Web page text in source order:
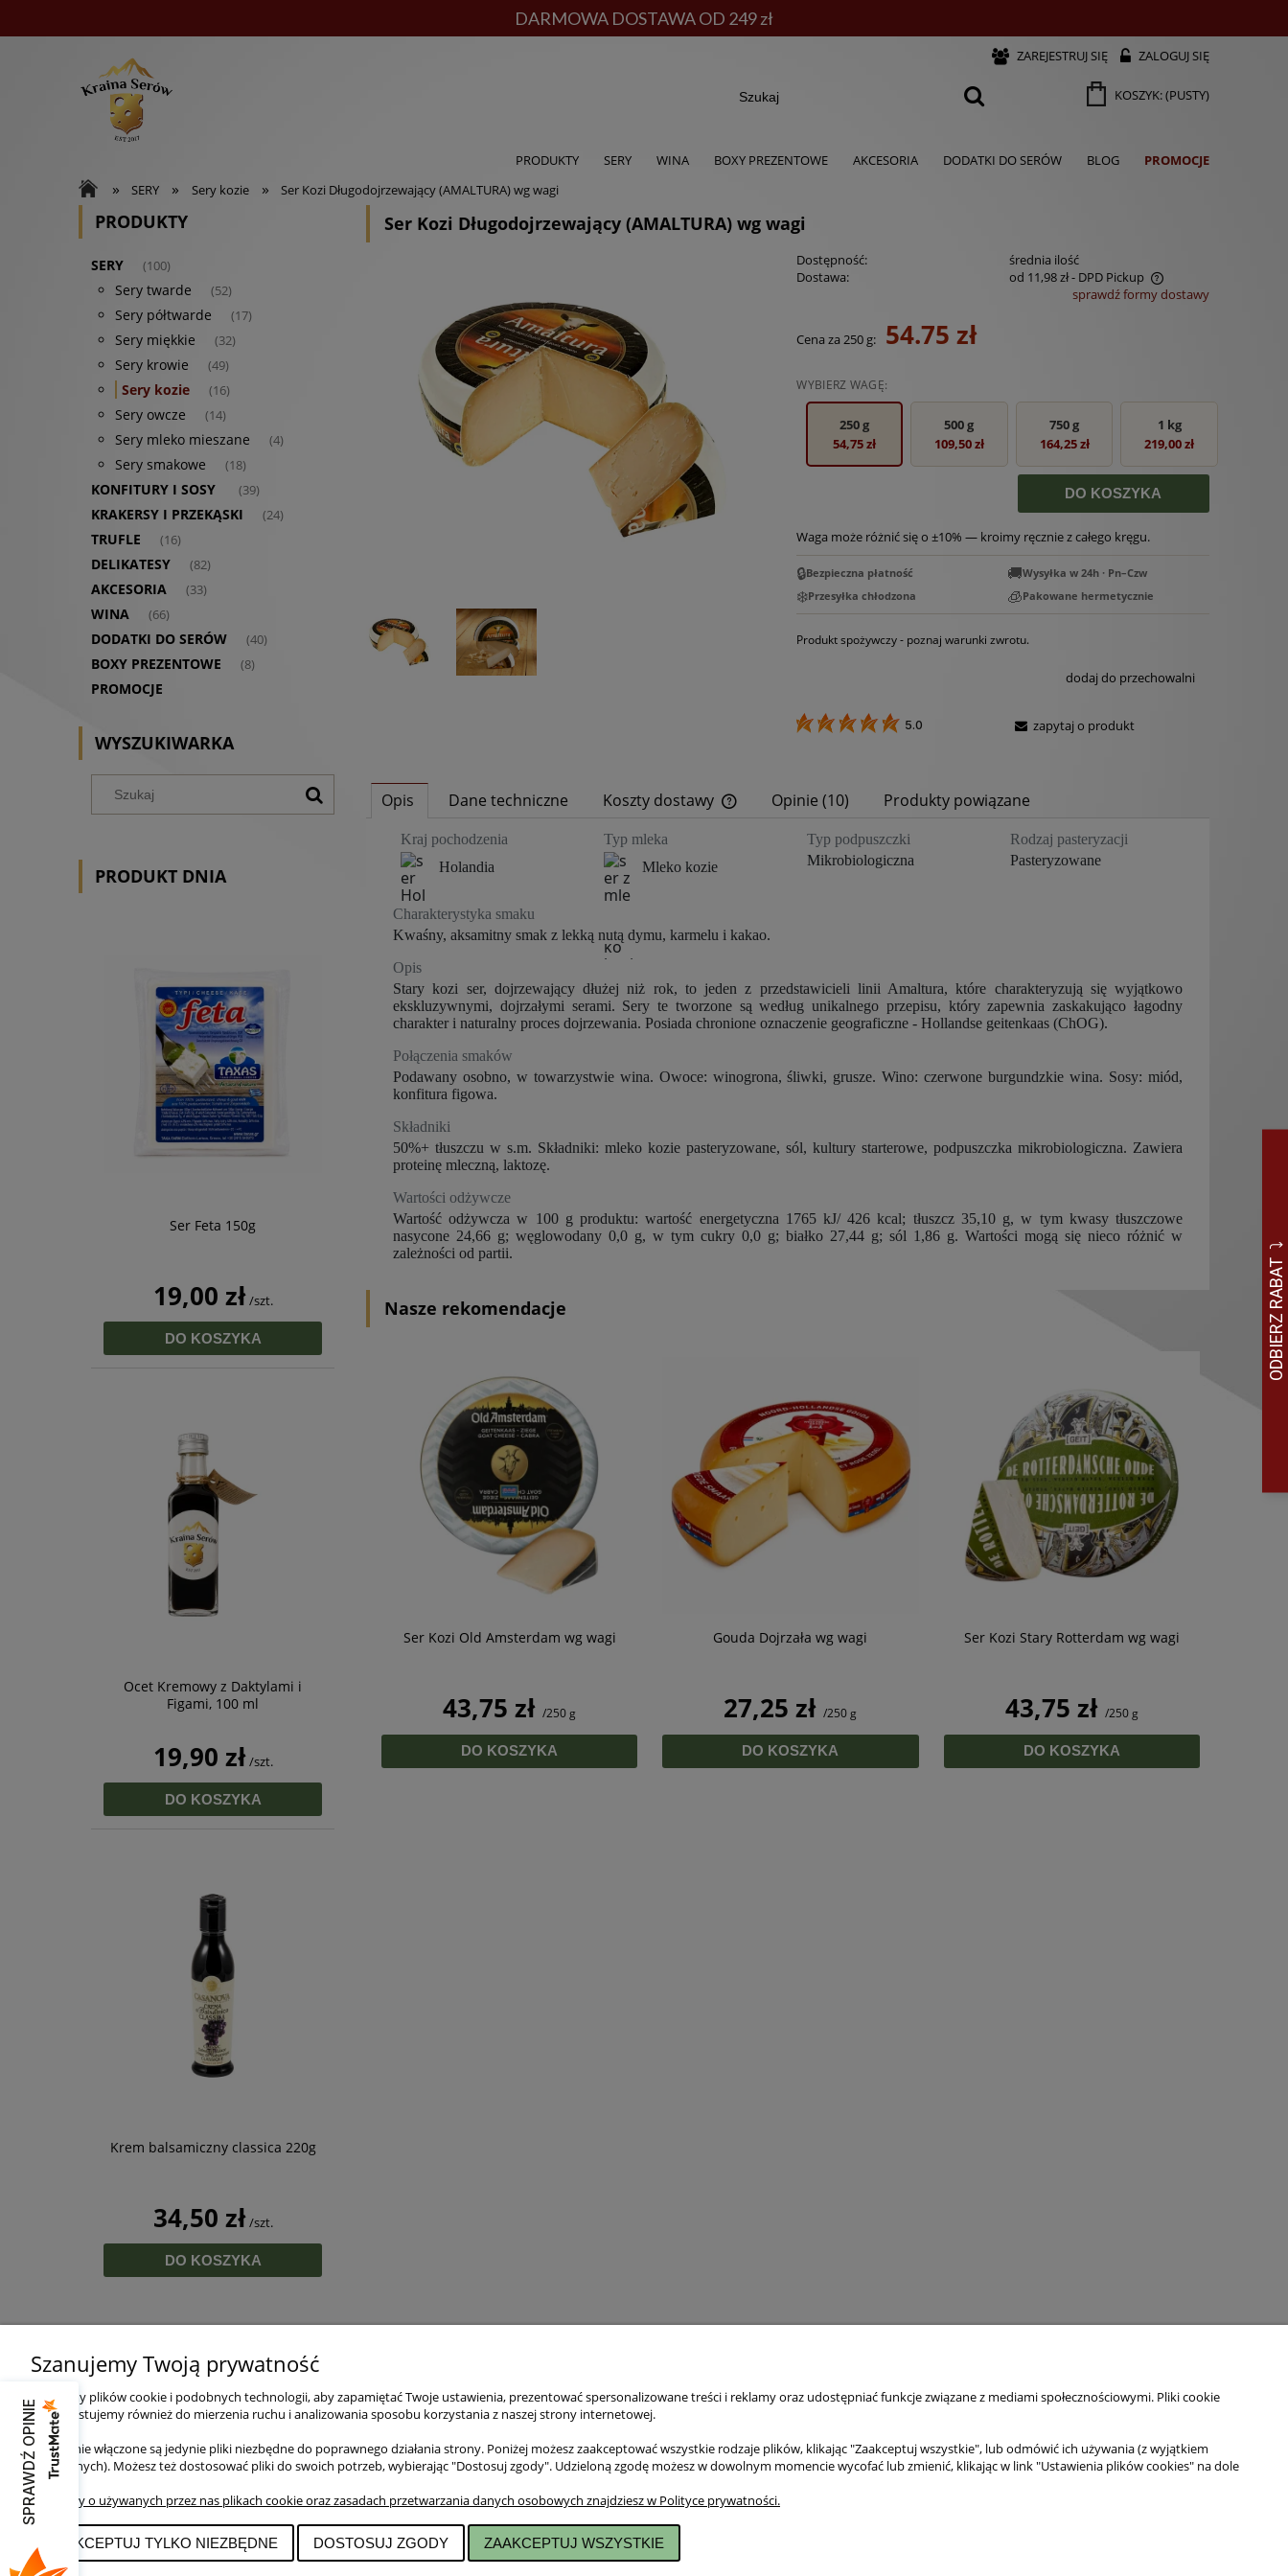
DARMOWA DOSTAWA OD 249 zł
ZAREJESTRUJ SIĘ ZALOGUJ SIĘ
KOSZYK:(PUSTY)
PRODUKTY SERY WINA BOXY PREZENTOWE AKCESORIA DODATKI DO SERÓW BLOG PROMOCJE
» SERY » Sery kozie » Ser Kozi Długodojrzewający (AMALTURA) wg wagi
PRODUKTY
SERY (100)
Sery twarde (52)
Sery półtwarde (17)
Sery miękkie (32)
Sery krowie (49)
Sery kozie (16)
Sery owcze (14)
Sery mleko mieszane (4)
Sery smakowe (18)
KONFITURY I SOSY (39)
KRAKERSY I PRZEKĄSKI (24)
TRUFLE (16)
DELIKATESY (82)
AKCESORIA (33)
WINA (66)
DODATKI DO SERÓW (40)
BOXY PREZENTOWE (8)
PROMOCJE
WYSZUKIWARKA
PRODUKT DNIA
Ser Feta 150g
19,00 zł/szt.
DO KOSZYKA
Ocet Kremowy z Daktylami i
Figami, 100 ml
19,90 zł/szt.
DO KOSZYKA
Krem balsamiczny classica 220g
34,50 zł/szt.
DO KOSZYKA
Ser Kozi Długodojrzewający (AMALTURA) wg wagi
Dostępność:
średnia ilość
Dostawa:
od 11,98 zł- DPD Pickup
kosztów płatności
sprawdź formy dostawy
Cena za250 g: 54.75 zł
WYBIERZ WAGĘ:
250 g
54,75 zł
500 g
109,50 zł
750 g
164,25 zł
1 kg
219,00 zł
DO KOSZYKA
Waga może różnić się o ±10% — kroimy ręcznie z całego kręgu.
🔒Bezpieczna płatność 🚚Wysyłka w 24h · Pn–Czw
❄️Przesyłka chłodzona 🧊Pakowane hermetycznie
Produkt spożywczy - poznaj warunki zwrotu.
dodaj do przechowalni
5.0 zapytaj o produkt
Opis Dane techniczne Koszty dostawy
Cena nie zawiera ewentualnych
kosztów płatności
Opinie (10) Produkty powiązane
Kraj pochodzenia
Holandia
Typ mleka
Mleko kozie
Typ podpuszczki
Mikrobiologiczna
Rodzaj pasteryzacji
Pasteryzowane
Charakterystyka smaku
Kwaśny, aksamitny smak z lekką nutą dymu, karmelu i kakao.
Opis
Stary kozi ser, dojrzewający dłużej niż rok, to jeden z przedstawicieli linii Amaltura, które charakteryzują się wyjątkowo
ekskluzywnymi, dojrzałymi serami. Sery te tworzone są według unikalnego przepisu, który zapewnia zaskakująco łagodny
charakter i naturalny proces dojrzewania. Posiada chronione oznaczenie geograficzne - Hollandse geitenkaas (ChOG).
Połączenia smaków
Podawany osobno, w towarzystwie wina. Owoce: winogrona, śliwki, grusze. Wino: czerwone burgundzkie wina. Sosy: miód,
konfitura figowa.
Składniki
50%+ tłuszczu w s.m. Składniki: mleko kozie pasteryzowane, sól, kultury starterowe, podpuszczka mikrobiologiczna. Zawiera
proteinę mleczną, laktozę.
Wartości odżywcze
Wartość odżywcza w 100 g produktu: wartość energetyczna 1765 kJ/ 426 kcal; tłuszcz 35,10 g, w tym kwasy tłuszczowe
nasycone 24,66 g; węglowodany 0,0 g, w tym cukry 0,0 g; białko 27,44 g; sól 1,86 g. Wartości mogą się nieco różnić w
zależności od partii.
Nasze rekomendacje
Ser Kozi Old Amsterdam wg wagi
43,75 zł/250 g
DO KOSZYKA
Gouda Dojrzała wg wagi
27,25 zł/250 g
DO KOSZYKA
Ser Kozi Stary Rotterdam wg wagi
43,75 zł /250 g
DO KOSZYKA
O NAS
Kontakt i dane firmy
O firmie
Blog
Metody płatności
Czas i koszty dostawy
Zwroty i reklamacje
Jak kupować?
Polityka prywatności
Twoje zamówienia
SPRAWDŹ OPINIE
Szanujemy Twoją prywatność
Używamy plików cookie i podobnych technologii, aby zapamiętać Twoje ustawienia, prezentować spersonalizowane treści i reklamy oraz udostępniać funkcje związane z mediami społecznościowymi. Pliki cookie
wykorzystujemy również do mierzenia ruchu i analizowania sposobu korzystania z naszej strony internetowej.
Domyślnie włączone są jedynie pliki niezbędne do poprawnego działania strony. Poniżej możesz zaakceptować wszystkie rodzaje plików, klikając "Zaakceptuj wszystkie", lub odmówić ich używania (z wyjątkiem
niezbędnych). Możesz też dostosować pliki do swoich potrzeb, wybierając "Dostosuj zgody". Udzieloną zgodę możesz w dowolnym momencie wycofać lub zmienić, klikając w link "Ustawienia plików cookies" na dole
strony.
Szczegóły o używanych przez nas plikach cookie oraz zasadach przetwarzania danych osobowych znajdziesz w Polityce prywatności.
ZAAKCEPTUJ TYLKO NIEZBĘDNE DOSTOSUJ ZGODY ZAAKCEPTUJ WSZYSTKIE